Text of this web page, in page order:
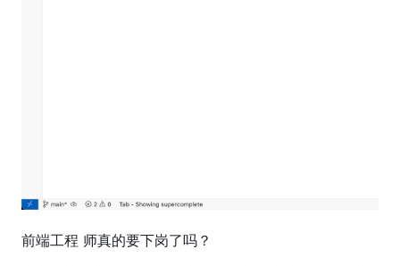
前端工程 师真的要下岗了吗？